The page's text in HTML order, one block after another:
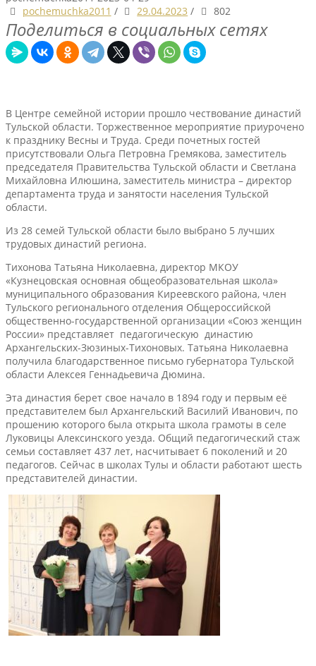
pochemuchka2011 / 29.04.2023 / 802
Поделиться в социальных сетях
В Центре семейной истории прошло чествование династий
Тульской области. Торжественное мероприятие приурочено
к празднику Весны и Труда. Среди почетных гостей
присутствовали Ольга Петровна Гремякова, заместитель
председателя Правительства Тульской области и Светлана
Михайловна Илюшина, заместитель министра – директор
департамента труда и занятости населения Тульской
области.
Из 28 семей Тульской области было выбрано 5 лучших
трудовых династий региона.
Тихонова Татьяна Николаевна, директор МКОУ
«Кузнецовская основная общеобразовательная школа»
муниципального образования Киреевского района, член
Тульского регионального отделения Общероссийской
общественно-государственной организации «Союз женщин
России» представляет педагогическую династию
Архангельских-Зюзиных-Тихоновых. Татьяна Николаевна
получила благодарственное письмо губернатора Тульской
области Алексея Геннадьевича Дюмина.
Эта династия берет свое начало в 1894 году и первым её
представителем был Архангельский Василий Иванович, по
прошению которого была открыта школа грамоты в селе
Луковицы Алексинского уезда. Общий педагогический стаж
семьи составляет 437 лет, насчитывает 6 поколений и 20
педагогов. Сейчас в школах Тулы и области работают шесть
представителей династии.